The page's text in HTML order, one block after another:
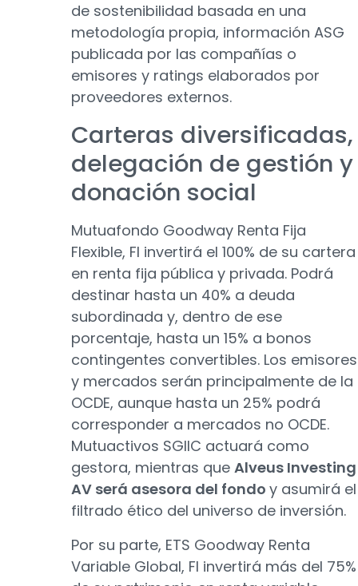
de sostenibilidad basada en una
metodología propia, información ASG
publicada por las compañías o
emisores y ratings elaborados por
proveedores externos.
Carteras diversificadas,
delegación de gestión y
donación social
Mutuafondo Goodway Renta Fija
Flexible, FI invertirá el 100% de su cartera
en renta fija pública y privada. Podrá
destinar hasta un 40% a deuda
subordinada y, dentro de ese
porcentaje, hasta un 15% a bonos
contingentes convertibles. Los emisores
y mercados serán principalmente de la
OCDE, aunque hasta un 25% podrá
corresponder a mercados no OCDE.
Mutuactivos SGIIC actuará como
gestora, mientras que Alveus Investing
AV será asesora del fondo y asumirá el
filtrado ético del universo de inversión.
Por su parte, ETS Goodway Renta
Variable Global, FI invertirá más del 75%